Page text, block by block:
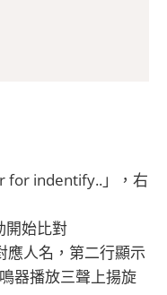
for indentify..」，右
開始比對
應人名，第二行顯示
鳴器播放三聲上揚旋